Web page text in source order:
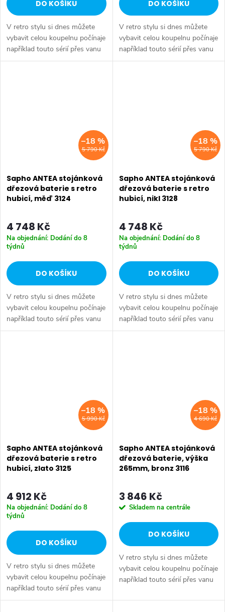
DO KOŠÍKU
V retro stylu si dnes můžete
vybavit celou koupelnu počínaje
například touto sérií přes vanu
Retro, doplňky Diamond až po
DO KOŠÍKU
V retro stylu si dnes můžete
vybavit celou koupelnu počínaje
například touto sérií přes vanu
Retro, doplňky Diamond až po
5 790 Kč
–18 %
Sapho ANTEA stojánková
dřezová baterie s retro
hubicí, měď 3124
4 748 Kč
Na objednání: Dodání do 8
týdnů
DO KOŠÍKU
V retro stylu si dnes můžete
vybavit celou koupelnu počínaje
například touto sérií přes vanu
Retro, doplňky Diamond až po
5 790 Kč
–18 %
Sapho ANTEA stojánková
dřezová baterie s retro
hubicí, nikl 3128
4 748 Kč
Na objednání: Dodání do 8
týdnů
DO KOŠÍKU
V retro stylu si dnes můžete
vybavit celou koupelnu počínaje
například touto sérií přes vanu
Retro, doplňky Diamond až po
5 990 Kč
–18 %
Sapho ANTEA stojánková
dřezová baterie s retro
hubicí, zlato 3125
4 912 Kč
Na objednání: Dodání do 8
týdnů
DO KOŠÍKU
V retro stylu si dnes můžete
vybavit celou koupelnu počínaje
například touto sérií přes vanu
Retro, doplňky Diamond až po
4 690 Kč
–18 %
Sapho ANTEA stojánková
dřezová baterie, výška
265mm, bronz 3116
3 846 Kč
Skladem na centrále
DO KOŠÍKU
V retro stylu si dnes můžete
vybavit celou koupelnu počínaje
například touto sérií přes vanu
keramiku Retro nebo Classic.